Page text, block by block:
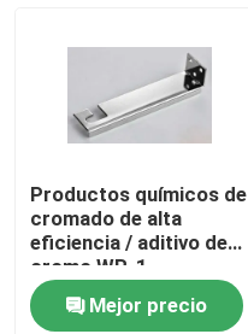
Productos químicos de
cromado de alta
eficiencia / aditivo de
cromo WR-1
Mejor precio